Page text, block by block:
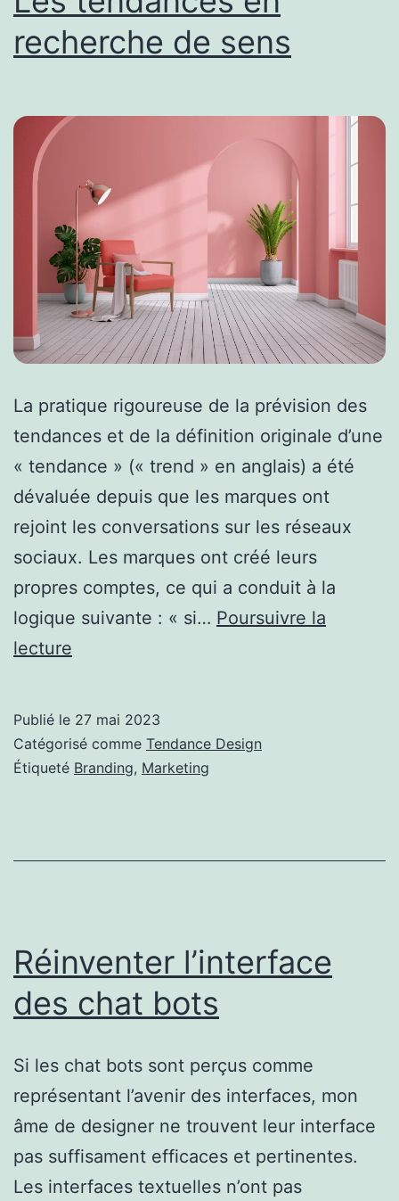
recherche de sens
La pratique rigoureuse de la prévision des
tendances et de la définition originale d’une
« tendance » (« trend » en anglais) a été
dévaluée depuis que les marques ont
rejoint les conversations sur les réseaux
sociaux. Les marques ont créé leurs
propres comptes, ce qui a conduit à la
logique suivante : « si… Poursuivre la
lecture
recherche
de
Publié le 27 mai 2023
Catégorisé comme Tendance Design
Étiqueté Branding, Marketing
Réinventer l’interface
des chat bots
Si les chat bots sont perçus comme
représentant l’avenir des interfaces, mon
âme de designer ne trouvent leur interface
pas suffisament efficaces et pertinentes.
Les interfaces textuelles n’ont pas